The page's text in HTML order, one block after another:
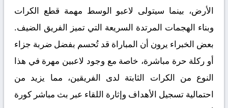
الأرض، بينما سيتولى لاعبو الوسط مهمة قطع الكرات
وبناء الهجمات المرتدة السريعة التي تميز الفريق الضيف.
بعض الخبراء يرون أن المباراة قد تُحسم بفضل ضربة جزاء
أو ركلة حرة مباشرة، خاصة مع وجود لاعبين مهرة في هذا
النوع من الكرات الثابتة لدى الفريقين، مما يزيد من
احتمالية تسجيل الأهداف وإثارة اللقاء عبر بث مباشر كورة